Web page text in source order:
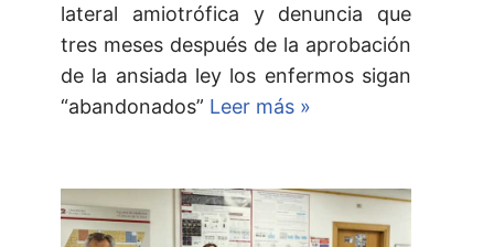
lateral amiotrófica y denuncia que
tres meses después de la aprobación
de la ansiada ley los enfermos sigan
“abandonados” Leer más »